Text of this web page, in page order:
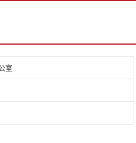
室